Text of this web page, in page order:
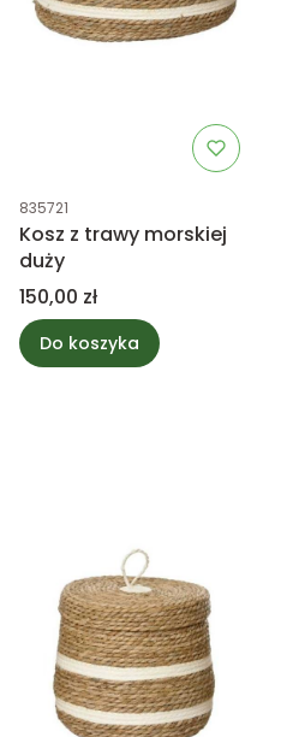
Kod produktu
835721
Kosz z trawy morskiej
duży
Cena
150,00 zł
Do koszyka